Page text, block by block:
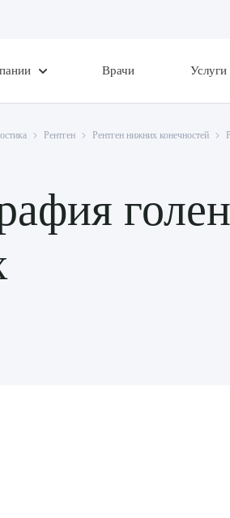
Врачи
Рентген Рентген нижних конечностей